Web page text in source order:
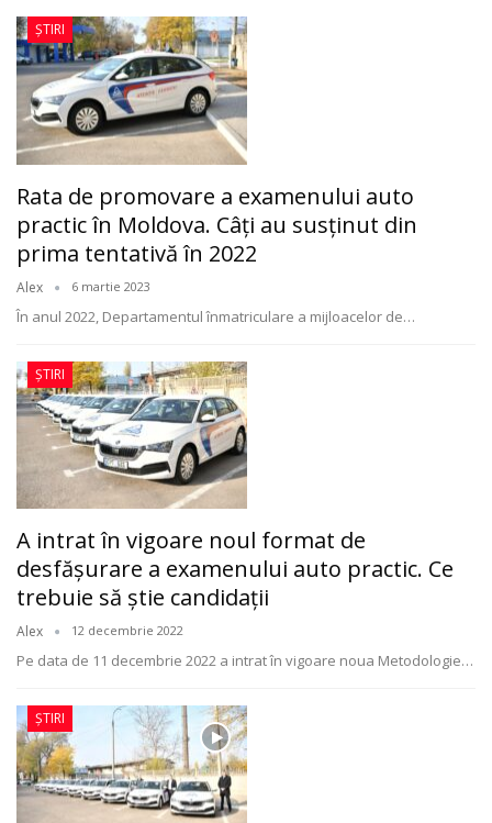
ȘTIRI
Rata de promovare a examenului auto
practic în Moldova. Câți au susținut din
prima tentativă în 2022
Alex 6 martie 2023
În anul 2022, Departamentul înmatriculare a mijloacelor de…
ȘTIRI
A intrat în vigoare noul format de
desfășurare a examenului auto practic. Ce
trebuie să ştie candidații
Alex 12 decembrie 2022
Pe data de 11 decembrie 2022 a intrat în vigoare noua Metodologie…
ȘTIRI